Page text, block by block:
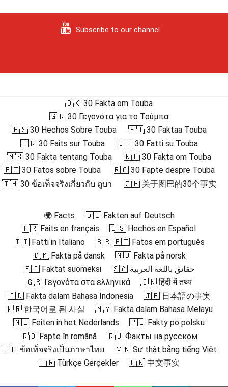
Subscribe to our channel
🇩🇰 30 Fakta om Touba
🇬🇷 30 Γεγονότα για το Τούμπα
🇪🇸 30 Hechos Sobre Touba
🇫🇮 30 Faktaa Touba
🇫🇷 30 Faits sur Touba
🇮🇹 30 Fatti su Touba
🇲🇸 30 Fakta tentang Touba
🇳🇴 30 Fakta om Touba
🇵🇹 30 Fatos sobre Touba
🇷🇴 30 Fapte despre Touba
🇹🇭 30 ข้อเท็จจริงเกี่ยวกับ ตูบา
🇿🇭 关于图巴的30个事实
🌍 Facts
🇩🇪 Fakten auf Deutsch
🇫🇷 Faits en français
🇪🇸 Hechos en Español
🇮🇹 Fatti in Italiano
🇧🇷 🇵🇹 Fatos em português
🇩🇰 Fakta på dansk
🇳🇴 Fakta på norsk
🇫🇮 Faktat suomeksi
🇸🇦 حقائق باللغة العربية
🇬🇷 Γεγονότα στα ελληνικά
🇮🇳 हिंदी में तथ्य
🇮🇩 Fakta dalam Bahasa Indonesia
🇯🇵 日本語の事実
🇰🇷 한국어로 된 사실
🇲🇾 Fakta dalam Bahasa Melayu
🇳🇱 Feiten in het Nederlands
🇵🇱 Fakty po polsku
🇷🇴 Fapte în română
🇷🇺 Факты на русском
🇹🇭 ข้อเท็จจริงเป็นภาษาไทย
🇻🇳 Sự thật bằng tiếng Việt
🇹🇷 Türkçe Gerçekler
🇨🇳 中文事实